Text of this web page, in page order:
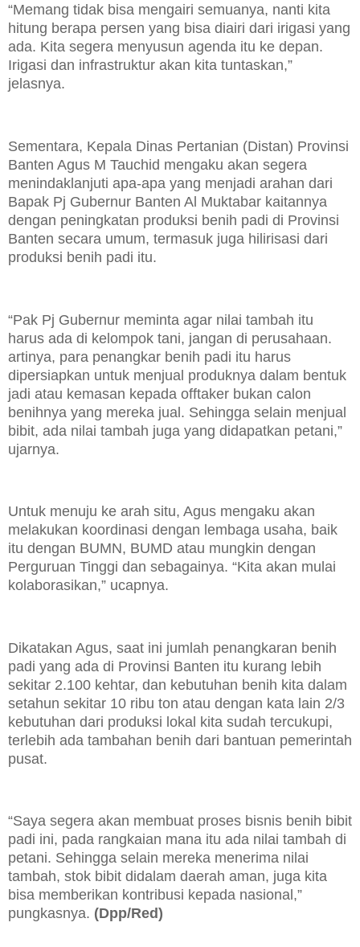
“Memang tidak bisa mengairi semuanya, nanti kita
hitung berapa persen yang bisa diairi dari irigasi yang
ada. Kita segera menyusun agenda itu ke depan.
Irigasi dan infrastruktur akan kita tuntaskan,”
jelasnya.
Sementara, Kepala Dinas Pertanian (Distan) Provinsi
Banten Agus M Tauchid mengaku akan segera
menindaklanjuti apa-apa yang menjadi arahan dari
Bapak Pj Gubernur Banten Al Muktabar kaitannya
dengan peningkatan produksi benih padi di Provinsi
Banten secara umum, termasuk juga hilirisasi dari
produksi benih padi itu.
“Pak Pj Gubernur meminta agar nilai tambah itu
harus ada di kelompok tani, jangan di perusahaan.
artinya, para penangkar benih padi itu harus
dipersiapkan untuk menjual produknya dalam bentuk
jadi atau kemasan kepada offtaker bukan calon
benihnya yang mereka jual. Sehingga selain menjual
bibit, ada nilai tambah juga yang didapatkan petani,”
ujarnya.
Untuk menuju ke arah situ, Agus mengaku akan
melakukan koordinasi dengan lembaga usaha, baik
itu dengan BUMN, BUMD atau mungkin dengan
Perguruan Tinggi dan sebagainya. “Kita akan mulai
kolaborasikan,” ucapnya.
Dikatakan Agus, saat ini jumlah penangkaran benih
padi yang ada di Provinsi Banten itu kurang lebih
sekitar 2.100 kehtar, dan kebutuhan benih kita dalam
setahun sekitar 10 ribu ton atau dengan kata lain 2/3
kebutuhan dari produksi lokal kita sudah tercukupi,
terlebih ada tambahan benih dari bantuan pemerintah
pusat.
“Saya segera akan membuat proses bisnis benih bibit
padi ini, pada rangkaian mana itu ada nilai tambah di
petani. Sehingga selain mereka menerima nilai
tambah, stok bibit didalam daerah aman, juga kita
bisa memberikan kontribusi kepada nasional,”
pungkasnya. (Dpp/Red)